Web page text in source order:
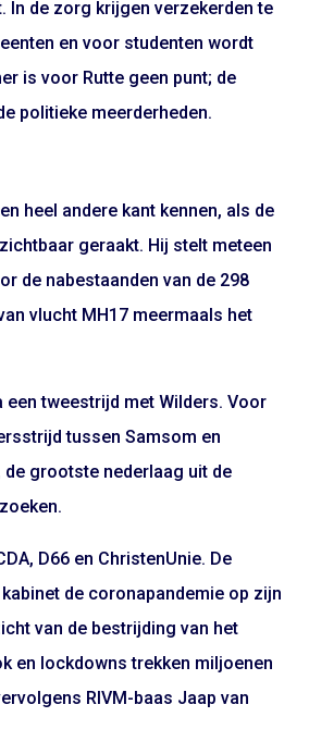
In de zorg krijgen verzekerden te
en voor studenten wordt
is voor Rutte geen punt; de
politieke meerderheden.
heel andere kant kennen, als de
geraakt. Hij stelt meteen
de nabestaanden van de 298
vlucht MH17 meermaals het
een tweestrijd met Wilders. Voor
tussen Samsom en
grootste nederlaag uit de
D66 en ChristenUnie. De
de coronapandemie op zijn
van de bestrijding van het
en lockdowns trekken miljoenen
RIVM-baas Jaap van